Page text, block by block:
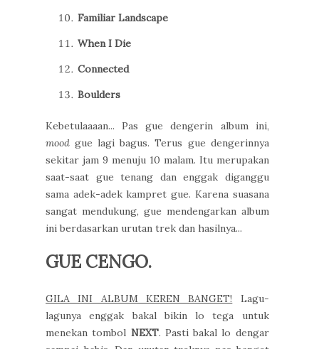
Familiar Landscape
When I Die
Connected
Boulders
Kebetulaaaan... Pas gue dengerin album ini,
mood gue lagi bagus. Terus gue dengerinnya
sekitar jam 9 menuju 10 malam. Itu merupakan
saat-saat gue tenang dan enggak diganggu
sama adek-adek kampret gue. Karena suasana
sangat mendukung, gue mendengarkan album
ini berdasarkan urutan trek dan hasilnya...
GUE CENGO.
GILA INI ALBUM KEREN BANGET! Lagu-
lagunya enggak bakal bikin lo tega untuk
menekan tombol NEXT. Pasti bakal lo dengar